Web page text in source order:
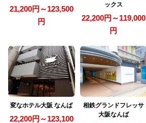
21,200円～123,500
円
ックス
22,200円～119,000
円
変なホテル大阪 なんば
22,200円～123,100
相鉄グランドフレッサ
大阪なんば